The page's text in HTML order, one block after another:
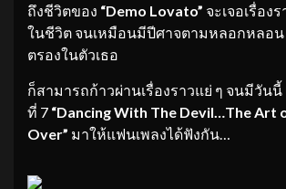
ถึงชีวิตของ “Demo Lovato” จะเจอเรื่อง
ในชีวิต จนเหมือนมีปีศาจตามหลอกหลอ
ตรองในตัวเธอ
ก็สามารถก้าวผ่านเรื่องราวแย่ ๆ จนมีวัน
ที่ 7 “Dancing With The Devil…The Art
Over” มาให้แฟนเพลงได้ฟังกัน…